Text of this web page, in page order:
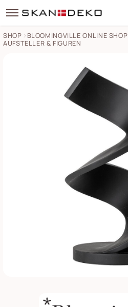
SHOP BLOOMINGVILLE ONLINE SHOP
AUFSTELLER & FIGUREN